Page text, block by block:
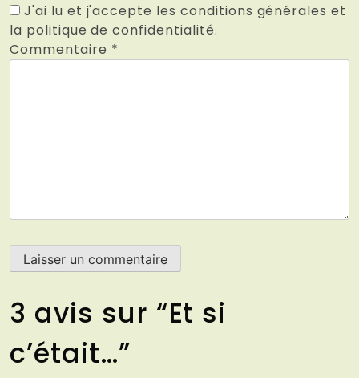
J'ai lu et j'accepte les conditions générales et
la politique de confidentialité.
Commentaire *
3 avis sur “Et si
c’était…”